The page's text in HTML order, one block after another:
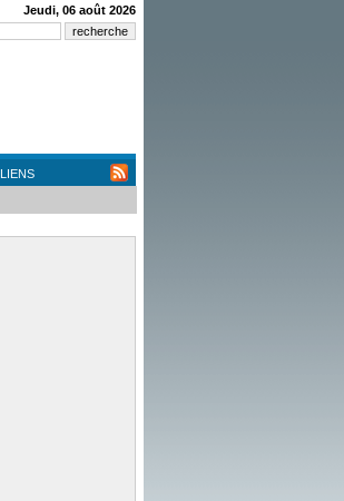
Jeudi, 06 août 2026
LIENS